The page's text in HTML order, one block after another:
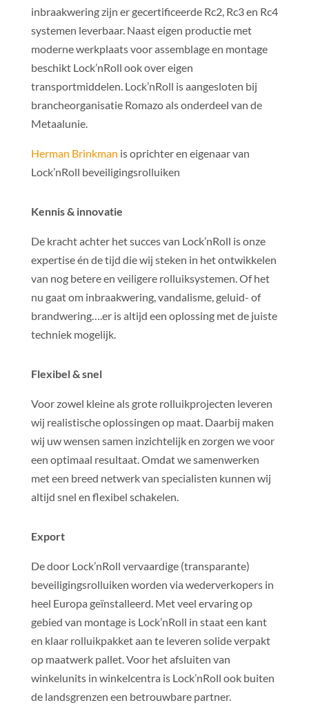
inbraakwering zijn er gecertificeerde Rc2, Rc3 en Rc4
systemen leverbaar. Naast eigen productie met
moderne werkplaats voor assemblage en montage
beschikt Lock’nRoll ook over eigen
transportmiddelen. Lock’nRoll is aangesloten bij
brancheorganisatie Romazo als onderdeel van de
Metaalunie.
Herman Brinkman is oprichter en eigenaar van
Lock’nRoll beveiligingsrolluiken
Kennis & innovatie
De kracht achter het succes van Lock’nRoll is onze
expertise én de tijd die wij steken in het ontwikkelen
van nog betere en veiligere rolluiksystemen. Of het
nu gaat om inbraakwering, vandalisme, geluid- of
brandwering….er is altijd een oplossing met de juiste
techniek mogelijk.
Flexibel & snel
Voor zowel kleine als grote rolluikprojecten leveren
wij realistische oplossingen op maat. Daarbij maken
wij uw wensen samen inzichtelijk en zorgen we voor
een optimaal resultaat. Omdat we samenwerken
met een breed netwerk van specialisten kunnen wij
altijd snel en flexibel schakelen.
Export
De door Lock’nRoll vervaardige (transparante)
beveiligingsrolluiken worden via wederverkopers in
heel Europa geïnstalleerd. Met veel ervaring op
gebied van montage is Lock’nRoll in staat een kant
en klaar rolluikpakket aan te leveren solide verpakt
op maatwerk pallet. Voor het afsluiten van
winkelunits in winkelcentra is Lock’nRoll ook buiten
de landsgrenzen een betrouwbare partner.